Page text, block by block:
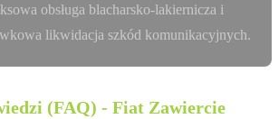
obsługa blacharsko-lakiernicza i
likwidacja szkód komunikacyjnych.
(FAQ) - Fiat Zawiercie